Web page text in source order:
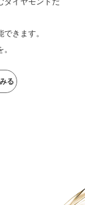
きます。
る